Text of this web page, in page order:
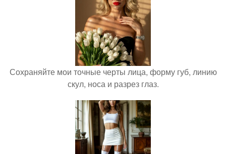
Сохраняйте мои точные черты лица, форму губ, линию
скул, носа и разрез глаз.